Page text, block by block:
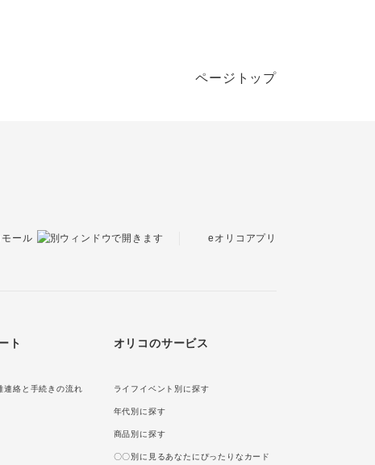
ページトップ
ト
連絡と手続きの流れ
オリコのサービス
ライフイベント別に探す
年代別に探す
商品別に探す
〇〇別に見るあなたにぴったりなカード
ール eオリコアプリ